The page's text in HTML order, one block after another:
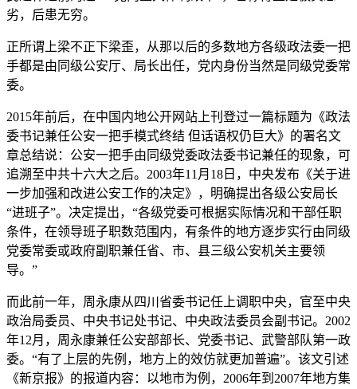
劣，后患无穷。
正所谓上梁不正下梁歪，从那以后的多数地方各级政法委一把
手都是由同级公安厅、局长出任，党内身份当然是同级党委常
委。
2015年前后，在中国内地公开网站上刊登过一篇标题为《政法
委书记兼任公安一把手模式终结 但话语权仍巨大》的署名文
章总结说：公安一把手由同级党委政法委书记兼任的现象，可
追溯至中共十六大之后。2003年11月18日，中央发布《关于进
一步加强和改进公安工作的决定》，明确提出各级公安局长
“进班子”。决定提出，“各级党委可根据实际情况和干部任职
条件，在领导班子职数范围内，有条件的地方逐步实行由同级
党委常委或政府副职兼任省、市、县三级公安机关主要领
导。”
而此前一年，周永康从四川省委书记任上调职中央，官至中央
政治局委员、中央书记处书记、中央政法委员会副书记。2002
年12月，周永康兼任公安部部长、党委书记、武警部队第一政
委。“有了上层的先例，地方上的效仿就更加普遍”。该文引述
《新京报》的报道内容：以地市为例，2006年到2007年地方集